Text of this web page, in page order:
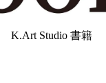
K.Art Studio 書籍